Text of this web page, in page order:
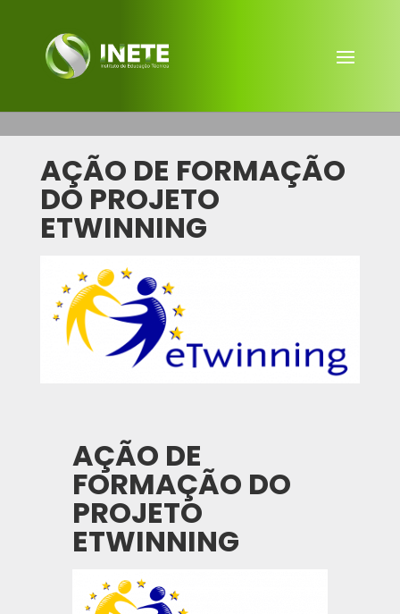
AÇÃO DE FORMAÇÃO
DO PROJETO
ETWINNING
AÇÃO DE
FORMAÇÃO DO
PROJETO
ETWINNING